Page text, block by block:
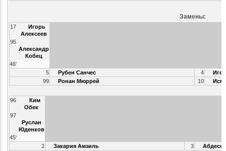
Замены:
17
Игорь
Алексеев
95
Александр
Кобец
46'
5
Рубен Санчес 4
99
Ронан Мюррей 10
96
Ким
Обек
97
Руслан
Юденков
45'
2
Закария Амзиль 3